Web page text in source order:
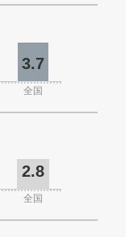
3.7
全国
2.8
全国